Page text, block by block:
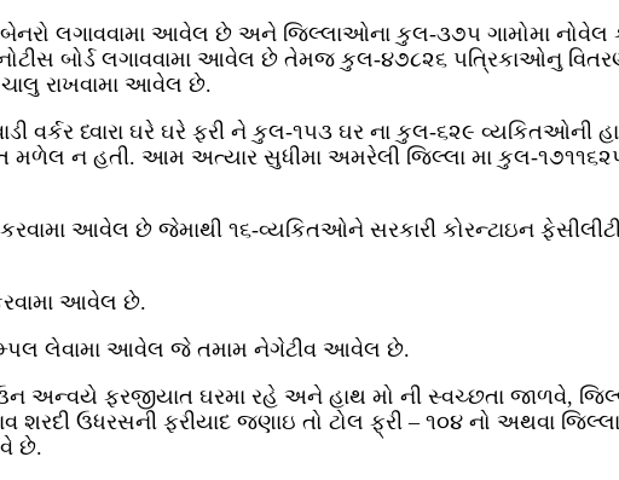
લગાવવામા આવેલ છે અને જિલ્‍લાઓના કુલ-૩૭૫ ગામોમા નોવેલ
બોર્ડ લગાવવામા આવેલ છે તેમજ કુલ-૪૭૮૨૬ ૫ત્રિકાઓનુ
રાખવામા આવેલ છે.
ધ્‍વારા ઘરે ઘરે ફરી ને કુલ-૧૫૩ ઘર ના કુલ-૬૨૯ વ્‍યકિતઓની
મળેલ ન હતી. આમ અત્‍યાર સુધીમા અમરેલી જિલ્‍લા મા કુલ-
આવેલ છે જેમાથી ૧૬-વ્‍યકિતઓને સરકારી કોરન્‍ટાઇન
આવેલ છે.
લેવામા આવેલ જે તમામ નેગેટીવ આવેલ છે.
અન્‍વયે ફરજીયાત ઘરમા રહે અને હાથ મો ની સ્‍વચ્‍છતા જાળવે,
ઉધરસની ફરીયાદ જણાઇ તો ટોલ ફ્રી – ૧૦૪ નો અથવા
છે.